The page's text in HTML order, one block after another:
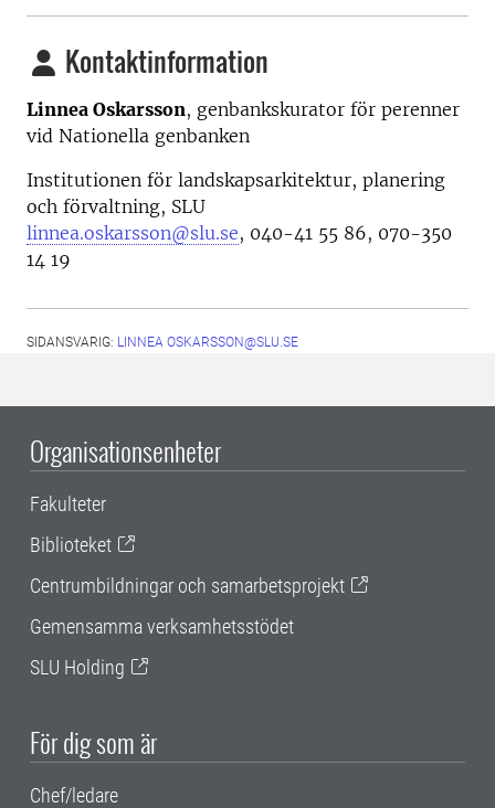
Kontaktinformation
Linnea Oskarsson, genbankskurator för perenner
vid Nationella genbanken
Institutionen för landskapsarkitektur, planering
och förvaltning, SLU
linnea.oskarsson@slu.se, 040-41 55 86, 070-350
14 19
SIDANSVARIG: LINNEA OSKARSSON@SLU.SE
Organisationsenheter
Fakulteter
Biblioteket
Centrumbildningar och samarbetsprojekt
Gemensamma verksamhetsstödet
SLU Holding
För dig som är
Chef/ledare